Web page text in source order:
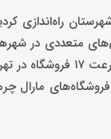
راه‌اندازی
متعددی در
شهرستان‌ها، طی سال‌های ۱۳۹۲ و ۱۳۹۳
مارال